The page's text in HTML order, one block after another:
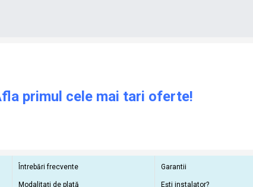
primul cele mai tari oferte!
Întrebări frecvente
Modalitați de plată
Garantii
Ești instalator?